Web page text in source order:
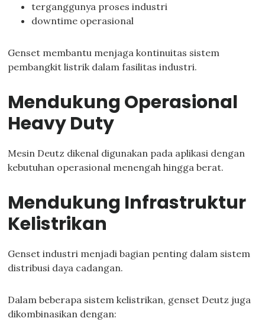
terganggunya proses industri
downtime operasional
Genset membantu menjaga kontinuitas sistem
pembangkit listrik dalam fasilitas industri.
Mendukung Operasional
Heavy Duty
Mesin Deutz dikenal digunakan pada aplikasi dengan
kebutuhan operasional menengah hingga berat.
Mendukung Infrastruktur
Kelistrikan
Genset industri menjadi bagian penting dalam sistem
distribusi daya cadangan.
Dalam beberapa sistem kelistrikan, genset Deutz juga
dikombinasikan dengan: